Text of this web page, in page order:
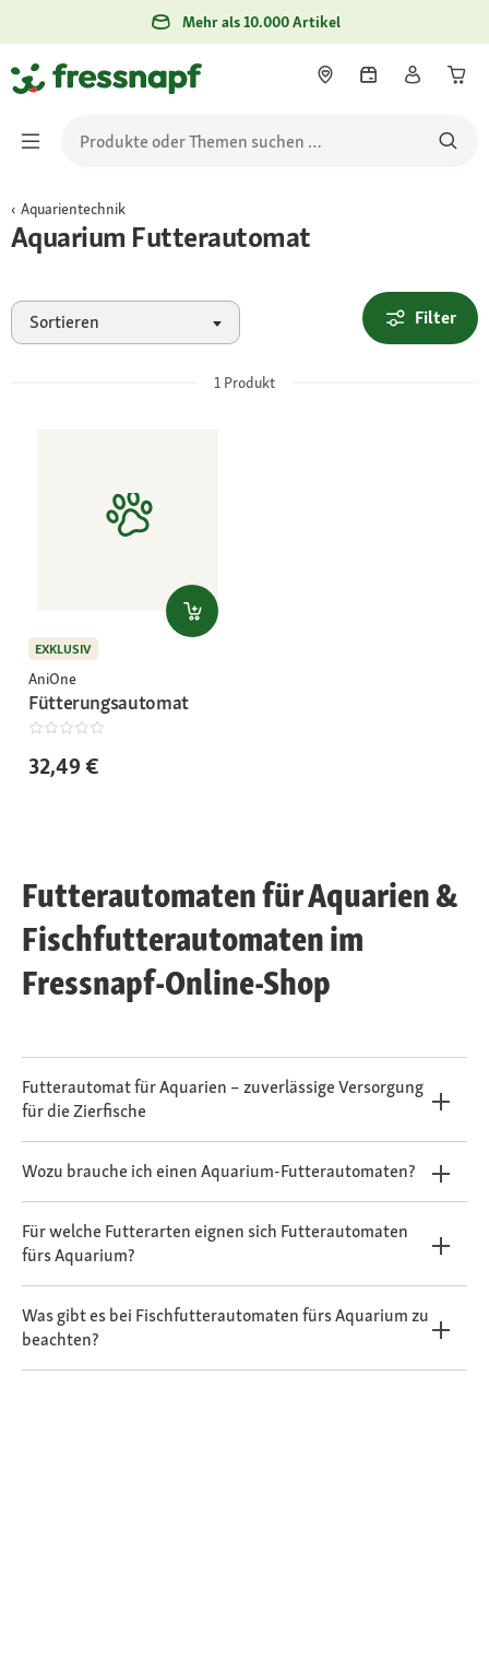
Mehr als 10.000 Artikel
Aquarientechnik
Aquarium Futterautomat
Sortieren Filter
1 Produkt
EXKLUSIV
AniOne
Fütterungsautomat
32,49 €
Futterautomaten für Aquarien &
Fischfutterautomaten im
Fressnapf-Online-Shop
Futterautomat für Aquarien – zuverlässige Versorgung
für die Zierfische
Wozu brauche ich einen Aquarium-Futterautomaten?
Für welche Futterarten eignen sich Futterautomaten
fürs Aquarium?
Was gibt es bei Fischfutterautomaten fürs Aquarium zu
beachten?